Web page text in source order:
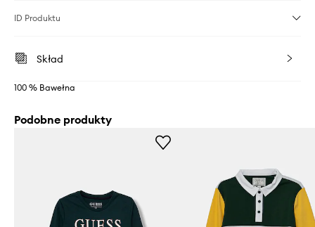
ID Produktu
Skład
100 % Bawełna
Podobne produkty